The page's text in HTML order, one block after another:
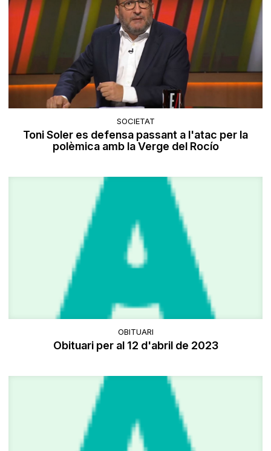
SOCIETAT
Toni Soler es defensa passant a l'atac per la
polèmica amb la Verge del Rocío
OBITUARI
Obituari per al 12 d'abril de 2023